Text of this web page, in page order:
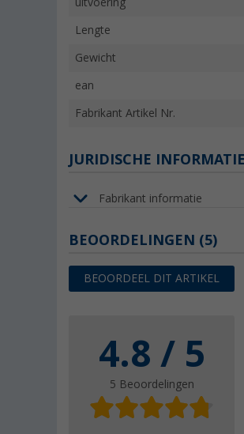
uitvoering
Lengte
Gewicht
ean
Fabrikant Artikel Nr.
JURIDISCHE INFORMATIE
Fabrikant informatie
BEOORDELINGEN (5)
BEOORDEEL DIT ARTIKEL
4.8 / 5
5 Beoordelingen